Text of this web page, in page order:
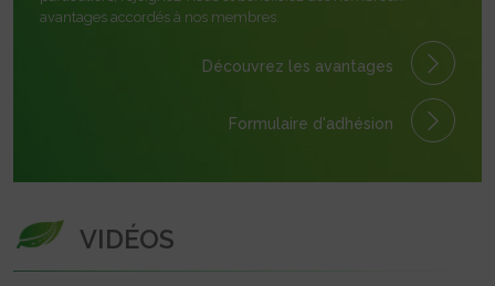
avantages accordés à nos membres.
Découvrez les avantages
Formulaire d'adhésion
VIDÉOS